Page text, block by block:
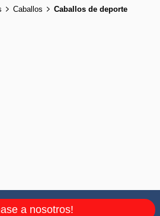
Caballos Caballos de deporte
a nosotros!